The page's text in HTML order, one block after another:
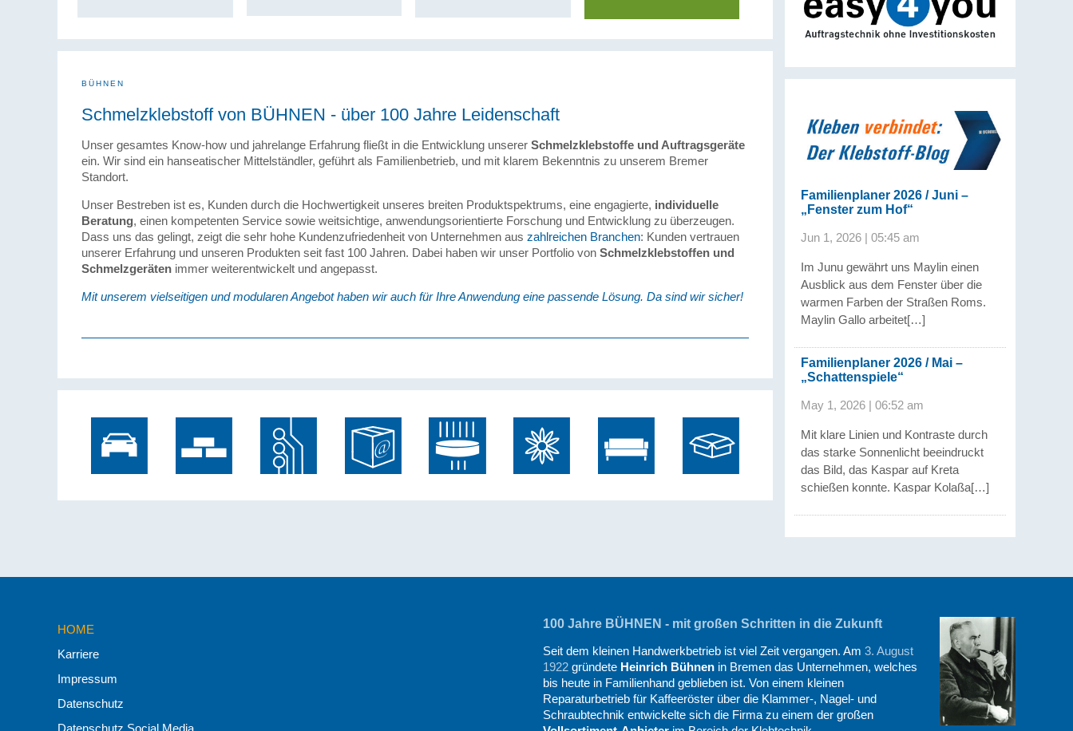
BÜHNEN
Schmelzklebstoff von BÜHNEN - über 100 Jahre Leidenschaft
Unser gesamtes Know-how und jahrelange Erfahrung fließt in die Entwicklung unserer Schmelzklebstoffe und Auftragsgeräte
ein. Wir sind ein hanseatischer Mittelständler, geführt als Familienbetrieb, und mit klarem Bekenntnis zu unserem Bremer
Standort.
Unser Bestreben ist es, Kunden durch die Hochwertigkeit unseres breiten Produktspektrums, eine engagierte, individuelle
Beratung, einen kompetenten Service sowie weitsichtige, anwendungsorientierte Forschung und Entwicklung zu überzeugen.
Dass uns das gelingt, zeigt die sehr hohe Kundenzufriedenheit von Unternehmen aus zahlreichen Branchen: Kunden vertrauen
unserer Erfahrung und unseren Produkten seit fast 100 Jahren. Dabei haben wir unser Portfolio von Schmelzklebstoffen und
Schmelzgeräten immer weiterentwickelt und angepasst.
Mit unserem vielseitigen und modularen Angebot haben wir auch für Ihre Anwendung eine passende Lösung. Da sind wir sicher!
Familienplaner 2026 / Juni –
„Fenster zum Hof“
Jun 1, 2026 | 05:45 am
Im Junu gewährt uns Maylin einen
Ausblick aus dem Fenster über die
warmen Farben der Straßen Roms.
Maylin Gallo arbeitet[…]
Familienplaner 2026 / Mai –
„Schattenspiele“
May 1, 2026 | 06:52 am
Mit klare Linien und Kontraste durch
das starke Sonnenlicht beeindruckt
das Bild, das Kaspar auf Kreta
schießen konnte. Kaspar Kolaßa[…]
HOME
Karriere
Impressum
Datenschutz
100 Jahre BÜHNEN - mit großen Schritten in die Zukunft
Seit dem kleinen Handwerkbetrieb ist viel Zeit vergangen. Am 3. August
1922gründete Heinrich Bühnenin Bremen das Unternehmen, welches
bis heute in Familienhand geblieben ist. Von einem kleinen
Reparaturbetrieb für Kaffeeröster über die Klammer-, Nagel- und
Schraubtechnik entwickelte sich die Firma zu einem der großen